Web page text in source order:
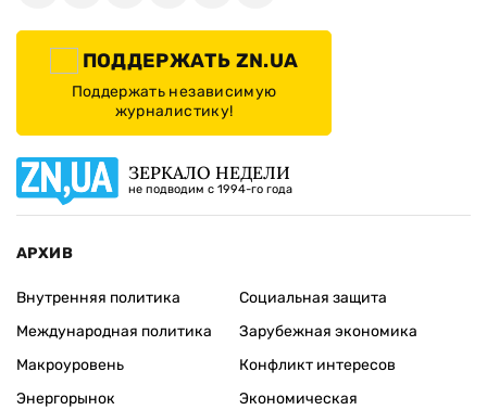
ПОДДЕРЖАТЬ ZN.UA
Поддержать независимую
журналистику!
ЗЕРКАЛО НЕДЕЛИ
не подводим с 1994-го года
АРХИВ
Внутренняя политика
Международная политика
Макроуровень
Энергорынок
Социальная защита
Зарубежная экономика
Конфликт интересов
Экономическая